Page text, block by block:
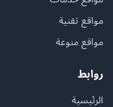
مواقع تقنية
مواقع منوعة
روابط
الرئيسية